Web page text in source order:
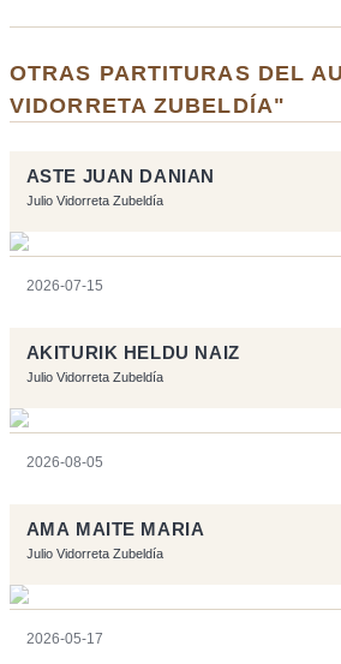
OTRAS PARTITURAS DEL
VIDORRETA ZUBELDÍA"
ASTE JUAN DANIAN
Julio Vidorreta Zubeldía
2026-07-15
AKITURIK HELDU NAIZ
Julio Vidorreta Zubeldía
2026-08-05
AMA MAITE MARIA
Julio Vidorreta Zubeldía
2026-05-17